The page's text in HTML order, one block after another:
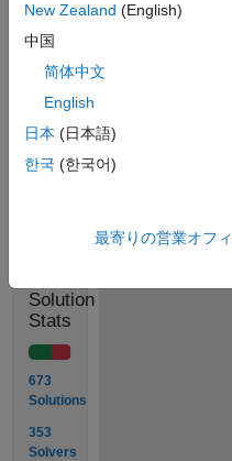
the
problem,
please
it a
like:)
Solution
Stats
673
Solutions
353
Solvers
New Zealand (English)
中国
简体中文
English
日本 (日本語)
한국 (한국어)
最寄りの営業オフ